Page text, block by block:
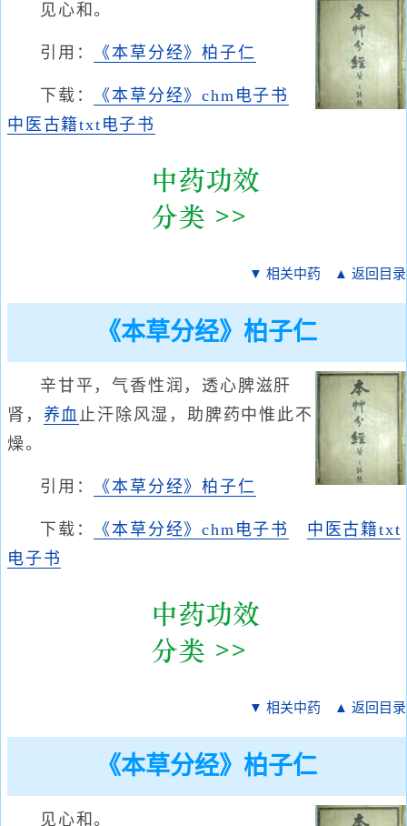
见心和。
引用： 《本草分经》柏子仁
下载：
《本草分经》chm电子书
中医古籍txt电子书
▼ 相关中药 ▲ 返回目录
《本草分经》柏子仁
辛甘平，气香性润，透心脾滋肝
肾， 养血止汗除风湿，助脾药中惟此不
燥。
引用： 《本草分经》柏子仁
下载： 《本草分经》chm电子书
中医古籍txt
电子书
▼ 相关中药 ▲ 返回目录
《本草分经》柏子仁
见心和。